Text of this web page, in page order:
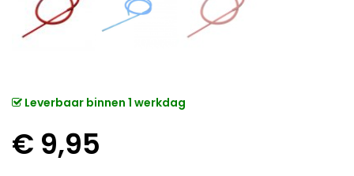
Leverbaar binnen 1 werkdag
€ 9,95